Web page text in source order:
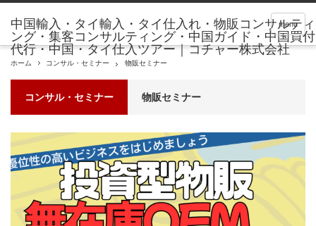
menu
ホーム コンサル・セミナー 物販セミナー
コンサル・セミナー 物販セミナー